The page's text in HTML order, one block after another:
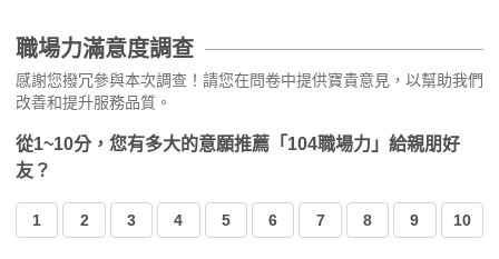
職場力滿意度調查
感謝您撥冗參與本次調查！請您在問卷中提供寶貴意見，以幫助我們
改善和提升服務品質。
從1~10分，您有多大的意願推薦「104職場力」給親朋好
友？
1 2 3 4 5 6 7 8 9 10